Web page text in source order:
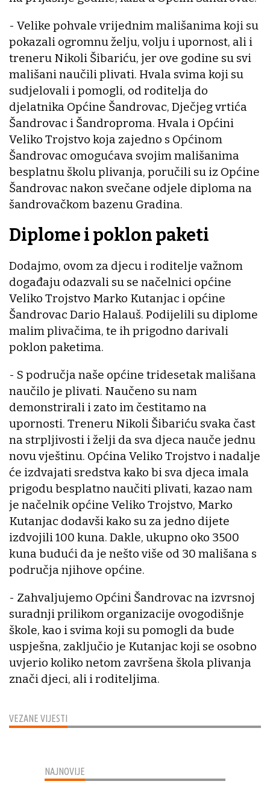
VEZANE VIJESTI
- Velike pohvale vrijednim mališanima koji su
pokazali ogromnu želju, volju i upornost, ali i
treneru Nikoli Šibariću, jer ove godine su svi
mališani naučili plivati. Hvala svima koji su
sudjelovali i pomogli, od roditelja do
djelatnika Općine Šandrovac, Dječjeg vrtića
Šandrovac i Šandroproma. Hvala i Općini
Veliko Trojstvo koja zajedno s Općinom
Šandrovac omogućava svojim mališanima
besplatnu školu plivanja, poručili su iz Općine
Šandrovac nakon svečane odjele diploma na
šandrovačkom bazenu Gradina.
Diplome i poklon paketi
Dodajmo, ovom za djecu i roditelje važnom
događaju odazvali su se načelnici općine
Veliko Trojstvo Marko Kutanjac i općine
Šandrovac Dario Halauš. Podijelili su diplome
malim plivačima, te ih prigodno darivali
poklon paketima.
- S područja naše općine tridesetak mališana
naučilo je plivati. Naučeno su nam
demonstrirali i zato im čestitamo na
upornosti. Treneru Nikoli Šibariću svaka čast
na strpljivosti i želji da sva djeca nauče jednu
novu vještinu. Općina Veliko Trojstvo i nadalje
će izdvajati sredstva kako bi sva djeca imala
prigodu besplatno naučiti plivati, kazao nam
je načelnik općine Veliko Trojstvo, Marko
Kutanjac dodavši kako su za jedno dijete
izdvojili 100 kuna. Dakle, ukupno oko 3500
kuna budući da je nešto više od 30 mališana s
područja njihove općine.
- Zahvaljujemo Općini Šandrovac na izvrsnoj
suradnji prilikom organizacije ovogodišnje
škole, kao i svima koji su pomogli da bude
uspješna, zaključio je Kutanjac koji se osobno
uvjerio koliko netom završena škola plivanja
znači djeci, ali i roditeljima.
NAJNOVIJE